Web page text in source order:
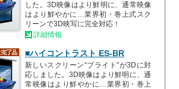
した。3D映像はより鮮明に、通常映像
はより鮮やかに…業界初・巻上式スク
リーンで3D映写に完全対応！
詳細情報
■ハイコントラスト ES-BR
新しいスクリーン“ブライト”が3Dに対
応しました。3D映像はより鮮明に、通
常映像はより鮮やかに…業界初・巻上